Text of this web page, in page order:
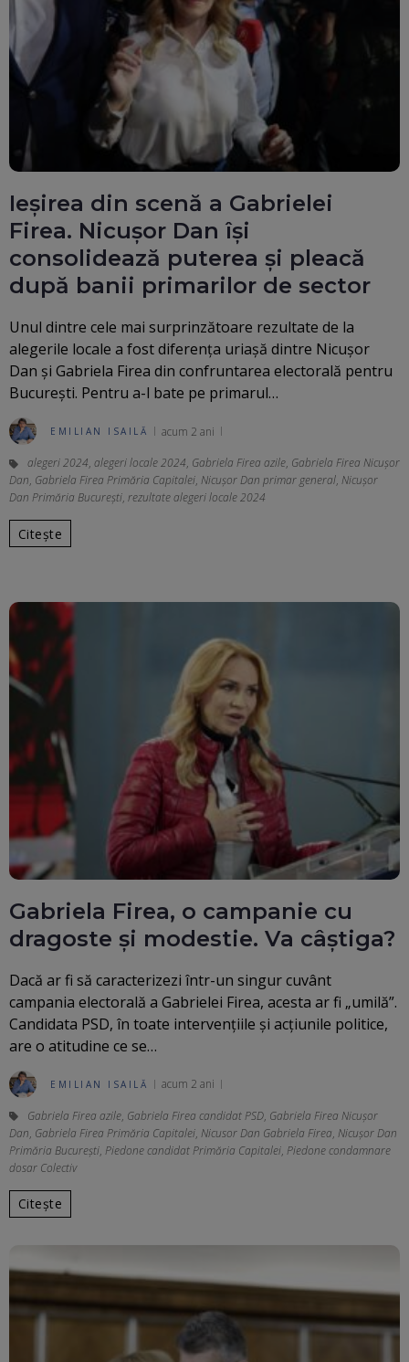
Ieșirea din scenă a Gabrielei
Firea. Nicușor Dan își
consolidează puterea și pleacă
după banii primarilor de sector
Unul dintre cele mai surprinzătoare rezultate de la
alegerile locale a fost diferența uriaşă dintre Nicușor
Dan și Gabriela Firea din confruntarea electorală pentru
București. Pentru a-l bate pe primarul…
EMILIAN ISAILĂ acum 2 ani
alegeri 2024, alegeri locale 2024, Gabriela Firea azile, Gabriela Firea Nicușor
Dan, Gabriela Firea Primăria Capitalei, Nicușor Dan primar general, Nicușor
Dan Primăria București, rezultate alegeri locale 2024
Citește
Gabriela Firea, o campanie cu
dragoste și modestie. Va câștiga?
Dacă ar fi să caracterizezi într-un singur cuvânt
campania electorală a Gabrielei Firea, acesta ar fi „umilă”.
Candidata PSD, în toate intervențiile și acțiunile politice,
are o atitudine ce se…
EMILIAN ISAILĂ acum 2 ani
Gabriela Firea azile, Gabriela Firea candidat PSD, Gabriela Firea Nicușor
Dan, Gabriela Firea Primăria Capitalei, Nicusor Dan Gabriela Firea, Nicușor Dan
Primăria București, Piedone candidat Primăria Capitalei, Piedone condamnare
dosar Colectiv
Citește